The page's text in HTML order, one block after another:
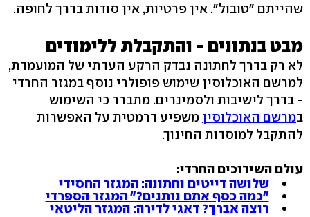
שהייתם "טובול". אין פרטיות, אין סודות בדרך לחופה.
מבט בנתונים - והתקבלת ללימודים
לא רק בדרך לחתונה נבדק הרקע העדתי של המועמדת,
למרשם האוכלוסין שימוש פופולרי נוסף במגזר החרדי
- בדרך לישיבות ולסמינרים. מתברר כי השימוש
במרשם האוכלוסין משפיע דרמטית על האפשרות
להתקבל למוסדות החינוך.
עולם השידוכים החרדי:
שלושה דייטים וחתונה: המגזר החסידי
"כמה כסף אתם נותנים?" המגזר הספרדי
רוצה אברך? דאגי לדירה: המגזר הליטאי